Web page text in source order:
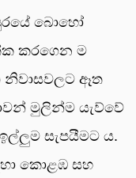
බොහෝ
කරගෙන ම
නිවාසවලට ඈත
මුලින්ම යැව්වේ
සැපයීමට ය.
කොළඹ සහ